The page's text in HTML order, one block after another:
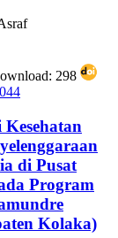
298
di Pusat
Program
Kolaka)